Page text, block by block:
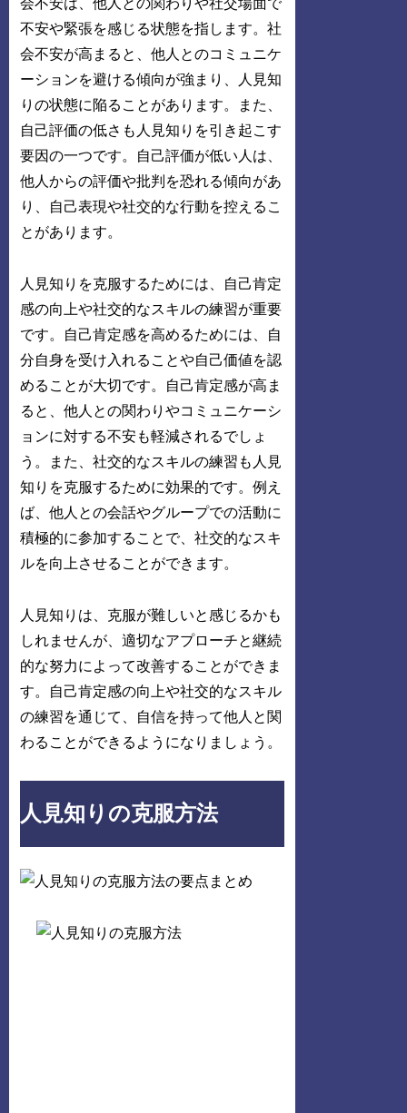
会不安は、他人との関わりや社交場面で
不安や緊張を感じる状態を指します。社
会不安が高まると、他人とのコミュニケ
ーションを避ける傾向が強まり、人見知
りの状態に陥ることがあります。また、
自己評価の低さも人見知りを引き起こす
要因の一つです。自己評価が低い人は、
他人からの評価や批判を恐れる傾向があ
り、自己表現や社交的な行動を控えるこ
とがあります。
人見知りを克服するためには、自己肯定
感の向上や社交的なスキルの練習が重要
です。自己肯定感を高めるためには、自
分自身を受け入れることや自己価値を認
めることが大切です。自己肯定感が高ま
ると、他人との関わりやコミュニケーシ
ョンに対する不安も軽減されるでしょ
う。また、社交的なスキルの練習も人見
知りを克服するために効果的です。例え
ば、他人との会話やグループでの活動に
積極的に参加することで、社交的なスキ
ルを向上させることができます。
人見知りは、克服が難しいと感じるかも
しれませんが、適切なアプローチと継続
的な努力によって改善することができま
す。自己肯定感の向上や社交的なスキル
の練習を通じて、自信を持って他人と関
わることができるようになりましょう。
人見知りの克服方法